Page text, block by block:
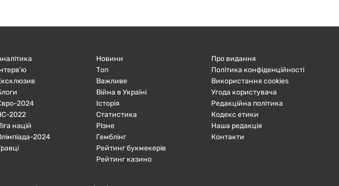
2024
2022
націй
2024
Новини
Топ
Важливе
Війна в Україні
Історія
Статистика
Різне
Гемблінг
Рейтинг букмекерів
Рейтинг казино
Про видання
Політика конфіденційності
Використання cookies
Угода користувача
Редакційна політика
Кодекс етики
Наша редакція
Контакти